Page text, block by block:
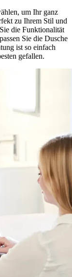
um Ihr ganz
zu Ihrem Stil und
die Funktionalität
Sie die Dusche
ist so einfach
gefallen.